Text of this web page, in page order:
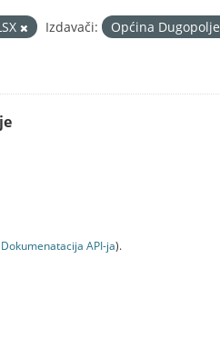
Izdavači: Općina Dugopolje
Dokumenаtаcijа API-jа).